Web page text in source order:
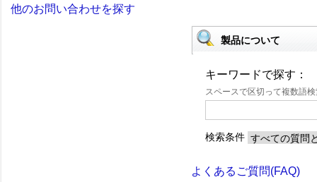
他のお問い合わせを探す
製品について
キーワードで探す：
スペースで区切って複数語
検索条件
よくあるご質問(FAQ)